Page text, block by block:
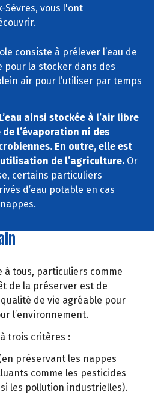
Sèvres, vous l'ont
consiste à prélever l’eau de
pour la stocker dans des
air pour l’utiliser par temps
L’eau ainsi stockée à l’air libre
de l’évaporation ni des
En outre, elle est
de l’agriculture. Or
certains particuliers
d’eau potable en cas
à tous, particuliers comme
de la préserver est de
de vie agréable pour
l’environnement.
trois critères :
préservant les nappes
comme les pesticides
les pollution industrielles).